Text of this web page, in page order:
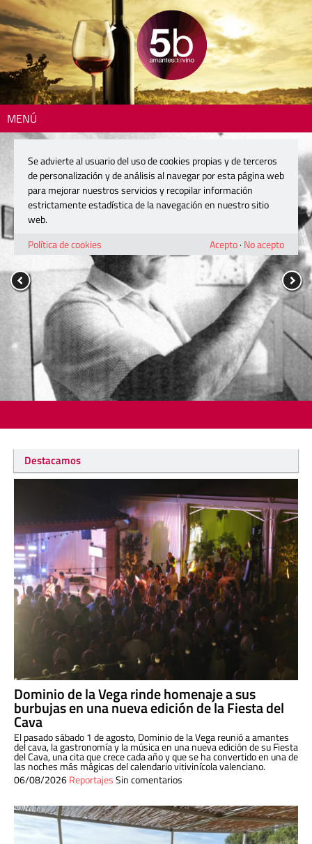
MENÚ
Destacamos
Dominio de la Vega rinde homenaje a sus
burbujas en una nueva edición de la Fiesta del
Cava
El pasado sábado 1 de agosto, Dominio de la Vega reunió a amantes
del cava, la gastronomía y la música en una nueva edición de su Fiesta
del Cava, una cita que crece cada año y que se ha convertido en una de
las noches más mágicas del calendario vitivinícola valenciano.
06/08/2026ReportajesSin comentarios
Se advierte al usuario del uso de cookies propias y de terceros
de personalización y de análisis al navegar por esta página web
para mejorar nuestros servicios y recopilar información
estrictamente estadística de la navegación en nuestro sitio
web.
Política de cookies
Acepto· No acepto